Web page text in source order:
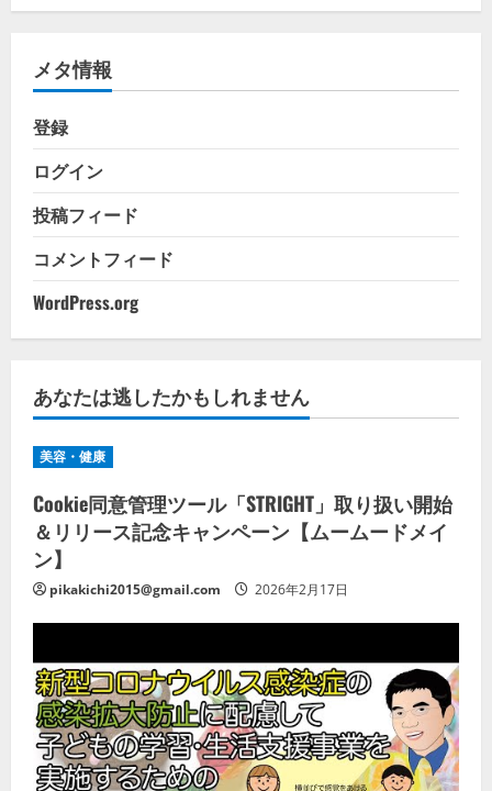
ゴ
ー
メタ情報
登録
ログイン
投稿フィード
コメントフィード
WordPress.org
あなたは逃したかもしれません
美容・健康
Cookie同意管理ツール「STRIGHT」取り扱い開始
＆リリース記念キャンペーン【ムームードメイ
ン】
pikakichi2015@gmail.com 2026年2月17日